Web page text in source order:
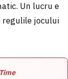
Un lucru e
regulile jocului